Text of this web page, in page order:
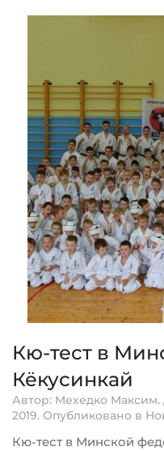
Кю-тест в
Кёкусинкай
Автор: Мехедко Максим.
2019. Опубликовано в
Кю-тест в Минской